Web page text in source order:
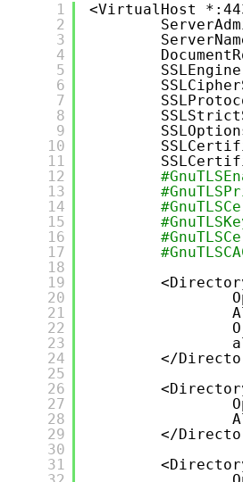
1
2
3
4
5
6
7
8
9
10
11
12
13
14
15
16
17
18
19
20
21
22
23
24
25
26
27
28
29
30
31
<VirtualHost
</
</